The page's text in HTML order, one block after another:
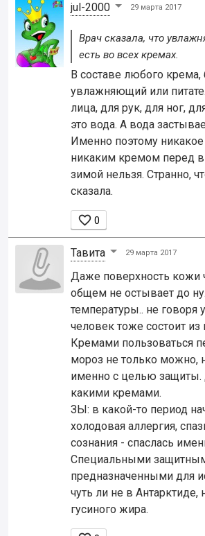
jul-2000 29 марта 2017
Врач сказала, что
есть во всех кремах.
В составе любого крема,
увлажняющий или
лица, для рук, для ног,
это вода. А вода
Именно поэтому
никаким кремом перед
зимой нельзя. Странно,
сказала.
 0
Тавита 29 марта 2017
Даже поверхность кожи
общем не остывает до
температуры.. не говоря
человек тоже состоит
Кремами пользоваться
мороз не только можно,
именно с целью защиты.
какими кремами.
ЗЫ: в какой-то период
холодовая аллергия,
сознания - спаслась
Специальными
предназначенными для
чуть ли не в Антарктиде,
гусиного жира.